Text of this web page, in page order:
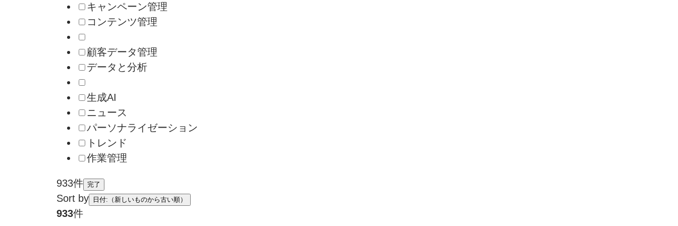
キャンペーン管理
コンテンツ管理
顧客データ管理
データと分析
生成AI
ニュース
パーソナライゼーション
トレンド
作業管理
933件 完了
Sort by 日付:（新しいものから古い順）
933件